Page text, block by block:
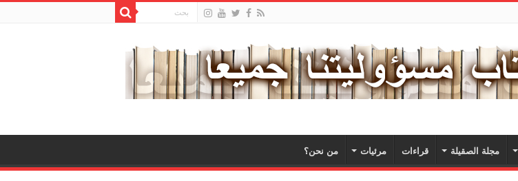
مجلة الصقيلة قراءات مرئيات من نحن؟